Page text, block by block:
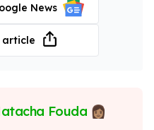
News
article
Fouda